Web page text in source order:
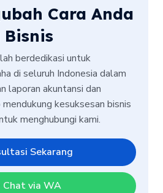
Cara Anda
Bisnis
berdedikasi untuk
di seluruh Indonesia dalam
laporan akuntansi dan
mendukung kesuksesan bisnis
menghubungi kami.
Sekarang
Chat via WA